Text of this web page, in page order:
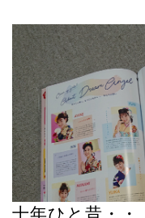
十年ひと昔・・